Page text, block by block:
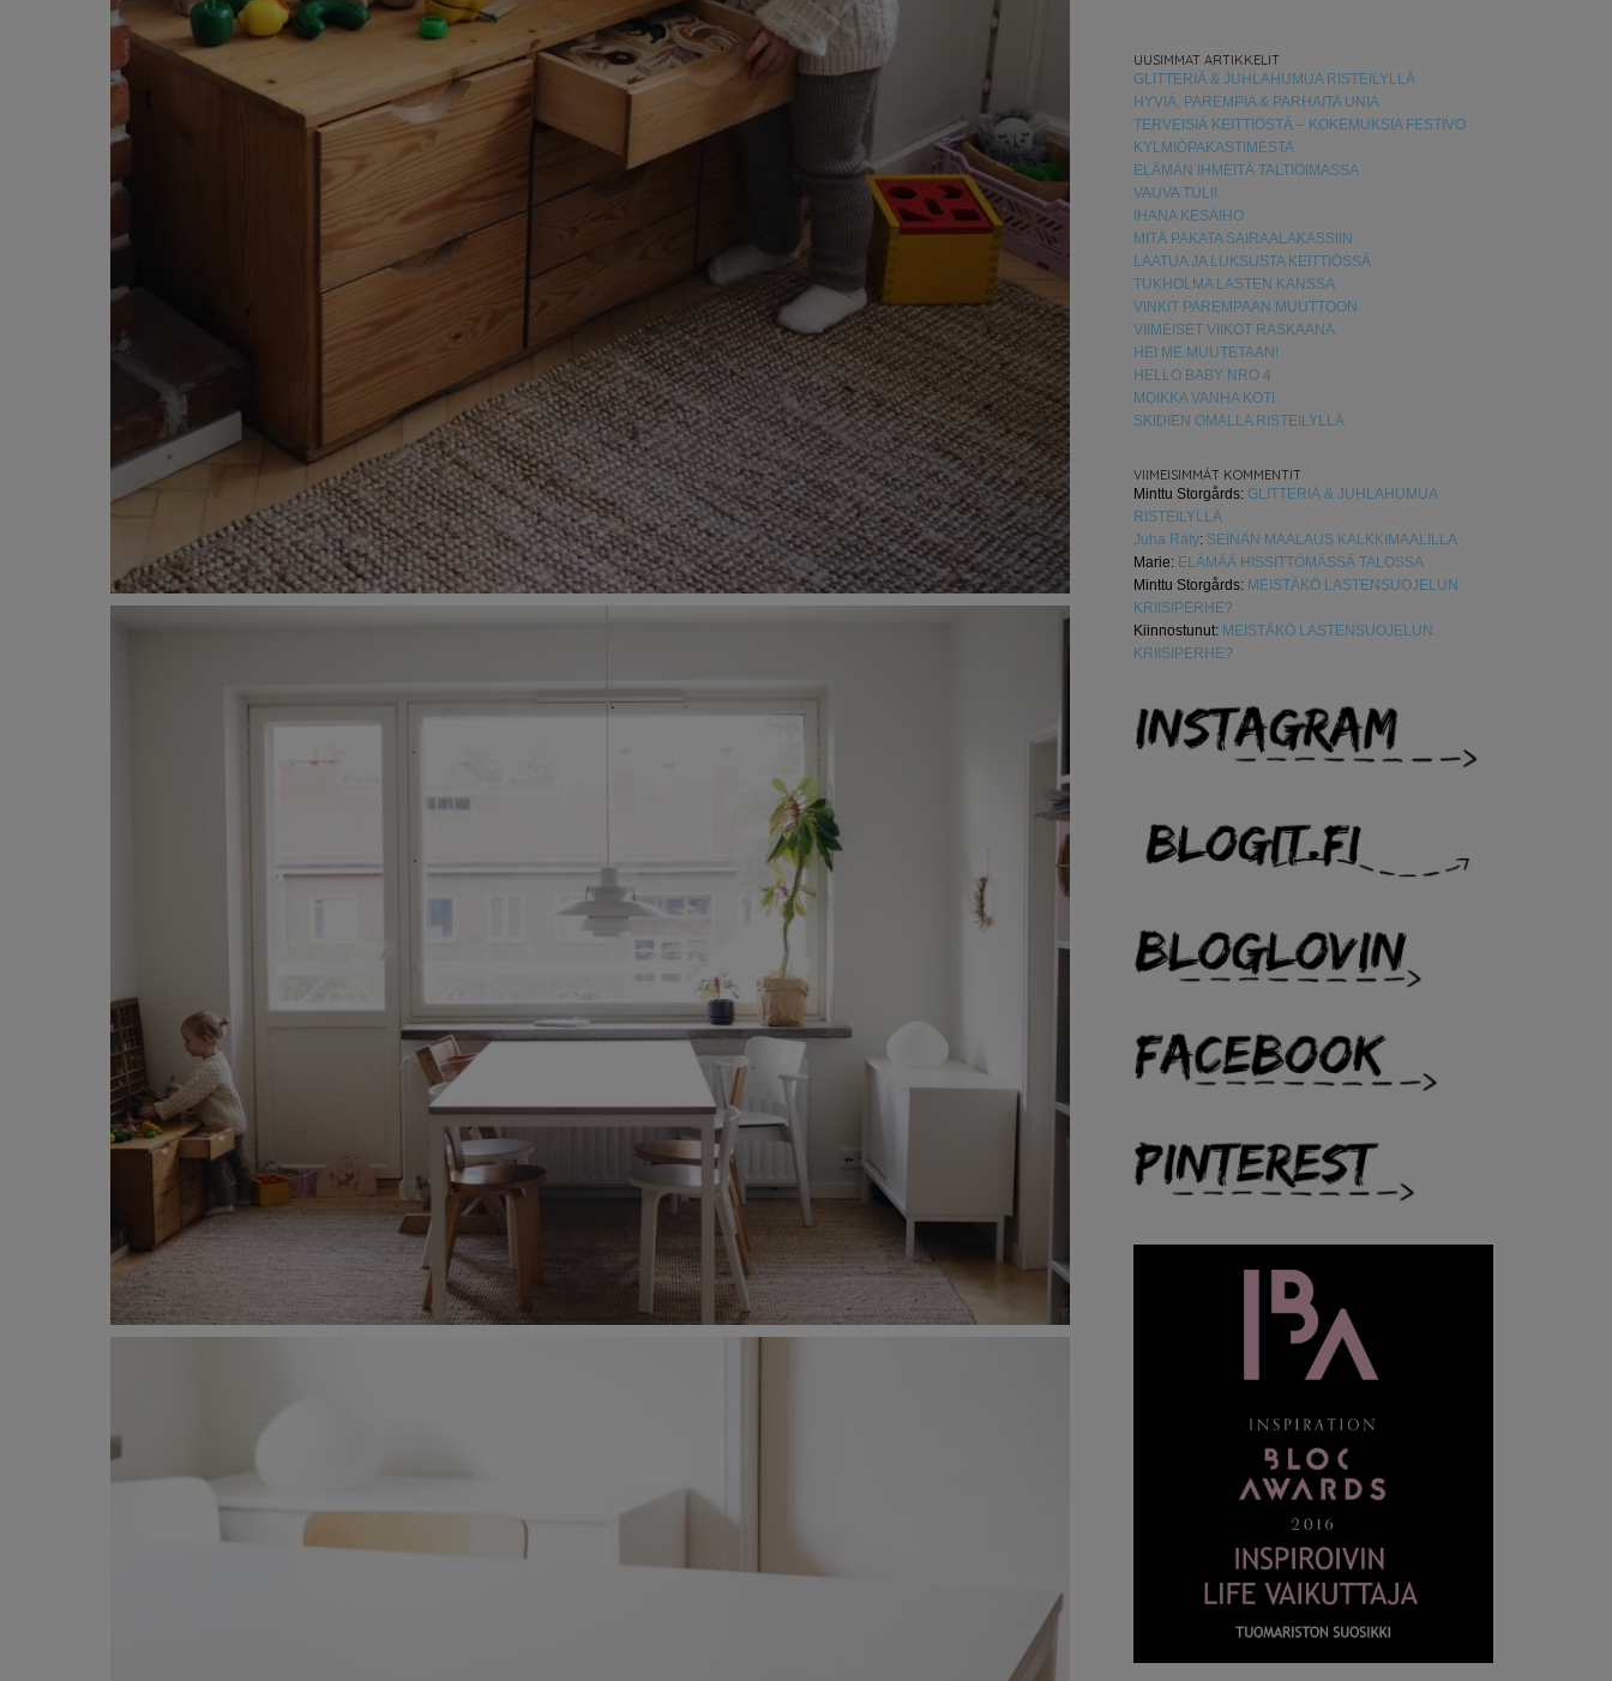
UUSIMMAT ARTIKKELIT
GLITTERIÄ & JUHLAHUMUA RISTEILYLLÄ
HYVIÄ, PAREMPIA & PARHAITA UNIA
TERVEISIÄ KEITTIÖSTÄ – KOKEMUKSIA FESTIVO
KYLMIÖPAKASTIMESTA
ELÄMÄN IHMEITÄ TALTIOIMASSA
VAUVA TULI!
IHANA KESÄIHO
MITÄ PAKATA SAIRAALAKASSIIN
LAATUA JA LUKSUSTA KEITTIÖSSÄ
TUKHOLMA LASTEN KANSSA
VINKIT PAREMPAAN MUUTTOON
VIIMEISET VIIKOT RASKAANA
HEI ME MUUTETAAN!
HELLO BABY NRO 4
MOIKKA VANHA KOTI
SKIDIEN OMALLA RISTEILYLLÄ
VIIMEISIMMÄT KOMMENTIT
Minttu Storgårds: GLITTERIÄ & JUHLAHUMUA
RISTEILYLLÄ
Juha Räty: SEINÄN MAALAUS KALKKIMAALILLA
Marie: ELÄMÄÄ HISSITTÖMÄSSÄ TALOSSA
Minttu Storgårds: MEISTÄKÖ LASTENSUOJELUN
KRIISIPERHE?
Kiinnostunut: MEISTÄKÖ LASTENSUOJELUN
KRIISIPERHE?